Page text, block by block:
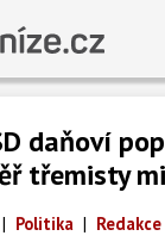
daňoví
třemisty
| Politika |